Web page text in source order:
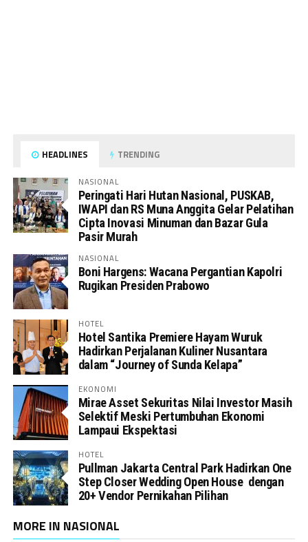
HEADLINES TRENDING
NASIONAL
Peringati Hari Hutan Nasional, PUSKAB,
IWAPI dan RS Muna Anggita Gelar Pelatihan
Cipta Inovasi Minuman dan Bazar Gula
Pasir Murah
NASIONAL
Boni Hargens: Wacana Pergantian Kapolri
Rugikan Presiden Prabowo
HOTEL
Hotel Santika Premiere Hayam Wuruk
Hadirkan Perjalanan Kuliner Nusantara
dalam “Journey of Sunda Kelapa”
EKONOMI
Mirae Asset Sekuritas Nilai Investor Masih
Selektif Meski Pertumbuhan Ekonomi
Lampaui Ekspektasi
HOTEL
Pullman Jakarta Central Park Hadirkan One
Step Closer Wedding Open House dengan
20+ Vendor Pernikahan Pilihan
MORE IN NASIONAL